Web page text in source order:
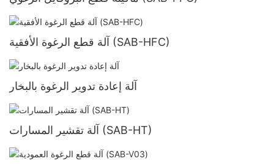
آلة قطع الرغوة الأفقية (SAB-HFC)
آلة إعادة تدوير الرغوة بالبخار
آلة تقشير المسارات (SAB-HT)